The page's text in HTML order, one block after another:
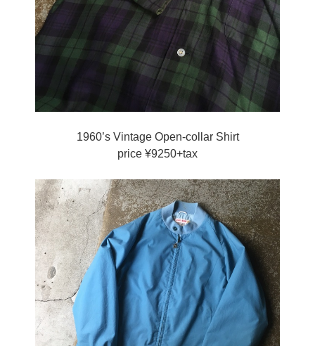
1960’s Vintage Open-collar Shirt
price ¥9250+tax